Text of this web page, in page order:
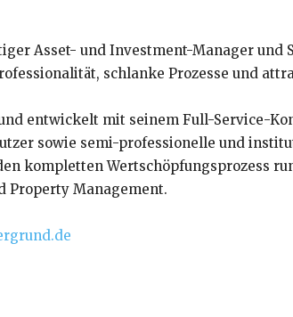
Asset- und Investment-Manager und
schlanke Prozesse und
entwickelt mit seinem Full-Service-
sowie semi-professionelle und
kompletten Wertschöpfungsprozess
Property Management.